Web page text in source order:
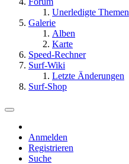
Unerledigte Themen
Galerie
Alben
Karte
Speed-Rechner
Surf-Wiki
Letzte Änderungen
Surf-Shop
Anmelden
Registrieren
Suche